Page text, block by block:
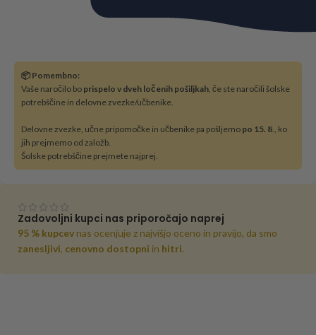
📦 Pomembno:
Vaše naročilo bo prispelo v dveh ločenih pošiljkah, če ste naročili šolske
potrebščine in delovne zvezke/učbenike.
Delovne zvezke, učne pripomočke in učbenike pa pošljemo po 15. 8., ko
jih prejmemo od založb.
Šolske potrebščine prejmete najprej.
Zadovoljni kupci nas priporočajo naprej
95 % kupcev nas ocenjuje z najvišjo oceno in pravijo, da smo
zanesljivi, cenovno dostopni in hitri.